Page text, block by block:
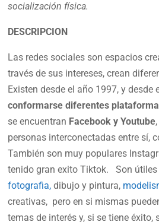
socialización física.
DESCRIPCION
Las redes sociales son espacios
través de sus intereses, crean
Existen desde el año 1997, y
conformarse diferentes
se encuentran Facebook y Youtube
personas interconectadas entre sí,
También son muy populares
tenido gran exito Tiktok.
Son
fotografia, dibujo y pintura,
creativas, pero en si mismas
temas de interés y, si se tiene